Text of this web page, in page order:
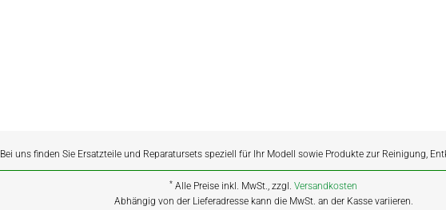
Bei uns finden Sie Ersatzteile und Reparatursets speziell für Ihr Modell sowie Produkte zur Reinigung,
* Alle Preise inkl. MwSt., zzgl.Versandkosten
Abhängig von der Lieferadresse kann die MwSt. an der Kasse variieren.